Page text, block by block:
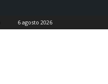
6 agosto 2026